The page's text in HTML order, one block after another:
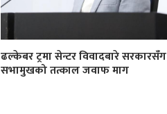
ढल्केबर ट्रमा सेन्टर विवादबारे सरकारसँग
सभामुखको तत्काल जवाफ माग